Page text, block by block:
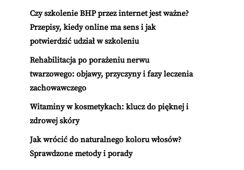
Czy szkolenie BHP przez internet jest ważne?
Przepisy, kiedy online ma sens i jak
potwierdzić udział w szkoleniu
Rehabilitacja po porażeniu nerwu
twarzowego: objawy, przyczyny i fazy leczenia
zachowawczego
Witaminy w kosmetykach: klucz do pięknej i
zdrowej skóry
Jak wrócić do naturalnego koloru włosów?
Sprawdzone metody i porady